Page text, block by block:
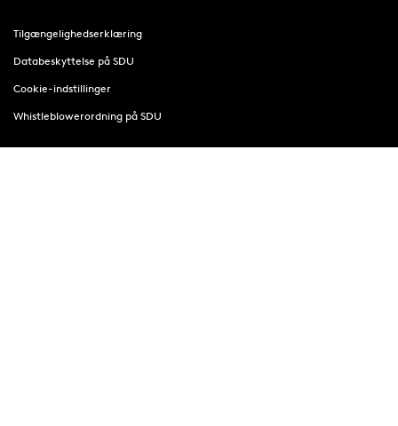
Tilgængelighedserklæring
Databeskyttelse på SDU
Cookie-indstillinger
Whistleblowerordning på SDU